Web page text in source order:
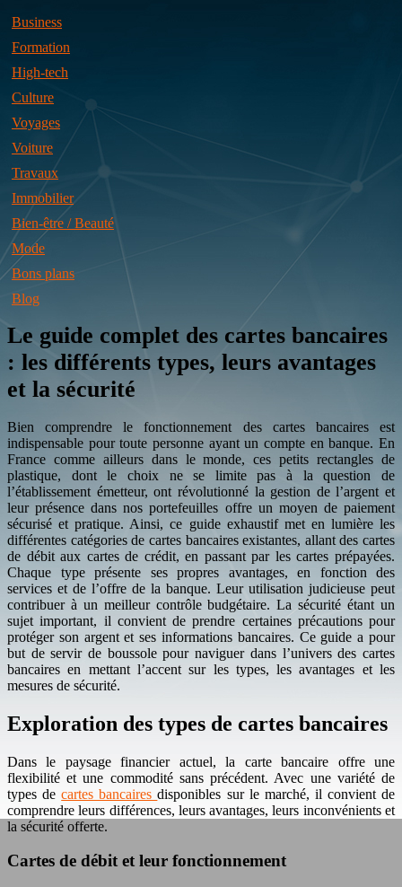
Business
Formation
High-tech
Culture
Voyages
Voiture
Travaux
Immobilier
Bien-être / Beauté
Mode
Bons plans
Blog
Le guide complet des cartes bancaires
: les différents types, leurs avantages
et la sécurité
Bien comprendre le fonctionnement des cartes bancaires est
indispensable pour toute personne ayant un compte en banque. En
France comme ailleurs dans le monde, ces petits rectangles de
plastique, dont le choix ne se limite pas à la question de
l’établissement émetteur, ont révolutionné la gestion de l’argent et
leur présence dans nos portefeuilles offre un moyen de paiement
sécurisé et pratique. Ainsi, ce guide exhaustif met en lumière les
différentes catégories de cartes bancaires existantes, allant des cartes
de débit aux cartes de crédit, en passant par les cartes prépayées.
Chaque type présente ses propres avantages, en fonction des
services et de l’offre de la banque. Leur utilisation judicieuse peut
contribuer à un meilleur contrôle budgétaire. La sécurité étant un
sujet important, il convient de prendre certaines précautions pour
protéger son argent et ses informations bancaires. Ce guide a pour
but de servir de boussole pour naviguer dans l’univers des cartes
bancaires en mettant l’accent sur les types, les avantages et les
mesures de sécurité.
Exploration des types de cartes bancaires
Dans le paysage financier actuel, la carte bancaire offre une
flexibilité et une commodité sans précédent. Avec une variété de
types decartes bancairesdisponibles sur le marché, il convient de
comprendre leurs différences, leurs avantages, leurs inconvénients et
la sécurité offerte.
Cartes de débit et leur fonctionnement